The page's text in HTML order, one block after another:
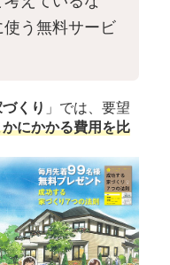
使う無料サービ
くり 」では、要望
にかかる費用を比